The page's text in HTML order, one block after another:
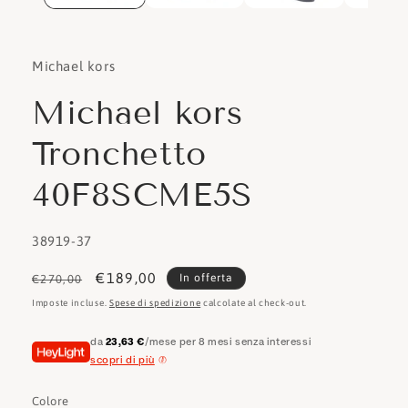
Michael kors
Michael kors
Tronchetto
40F8SCME5S
SKU:
38919-37
Prezzo
di
€270,00
Prezzo
scontato
€189,00 In offerta
Imposte incluse. Spese di spedizione calcolate al check-out.
da 23,63 €/mese per 8 mesi senza interessi
scopri di più
Colore